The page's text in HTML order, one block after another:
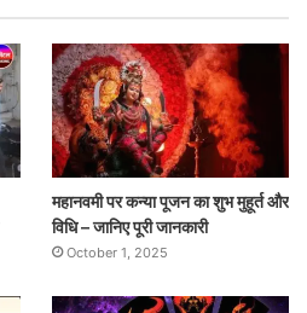
महानवमी पर कन्या पूजन का शुभ मुहूर्त और
विधि – जानिए पूरी जानकारी
October 1, 2025